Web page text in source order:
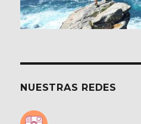
NUESTRAS REDES